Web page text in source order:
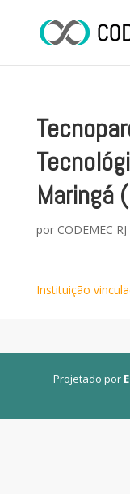
Maringá
por CODEMEC RJ
Instituição
Projetado por